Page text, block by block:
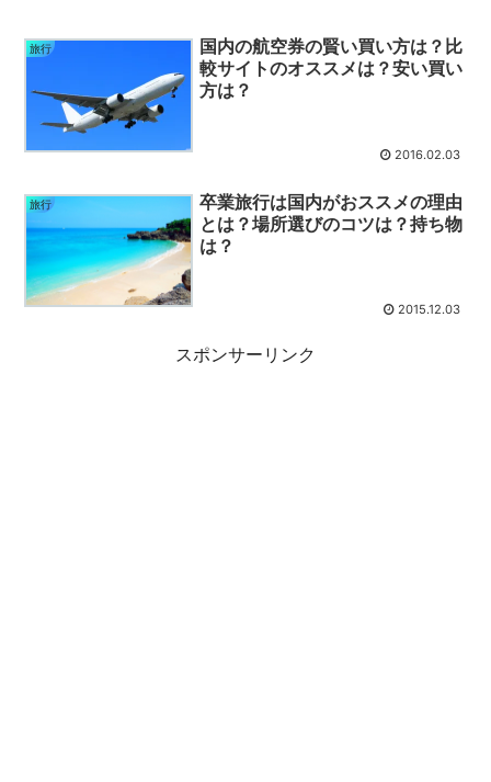
旅行
国内の航空券の賢い買い方は？比
較サイトのオススメは？安い買い
方は？
2016.02.03
旅行
卒業旅行は国内がおススメの理由
とは？場所選びのコツは？持ち物
は？
2015.12.03
スポンサーリンク